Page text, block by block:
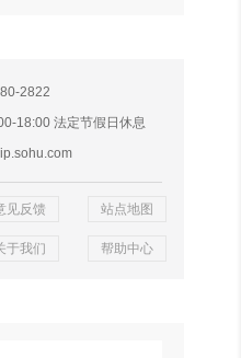
2822
18:00 法定节假日休息
见反馈 站点地图
于我们 帮助中心